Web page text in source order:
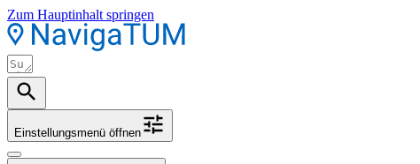
Zum Hauptinhalt springen
Einstellungsmenü öffnen